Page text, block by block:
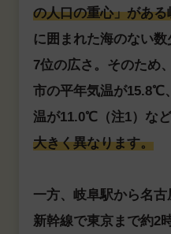
の人口の重心」がある
に囲まれた海のない
7位の広さ。そのため
市の平年気温が15.8℃
温が11.0℃（注1）など
大きく異なります。
一方、岐阜駅から名古
新幹線で東京まで約2